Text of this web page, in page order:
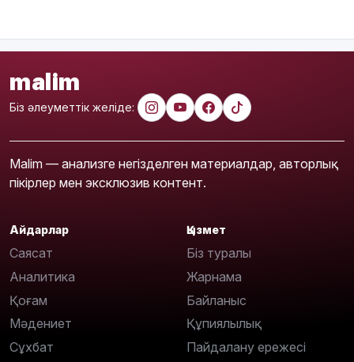
malim
Біз әлеуметтік желіде:
Malim — анализге негізделген материалдар, авторлық
пікірлер мен эксклюзив контент.
Айдарлар
Саясат
Аналитика
Қоғам
Мәдениет
Сұхбат
Қызмет
Біз туралы
Жарнама
Байланыс
Құпиялылық
Пайдалану ережесі